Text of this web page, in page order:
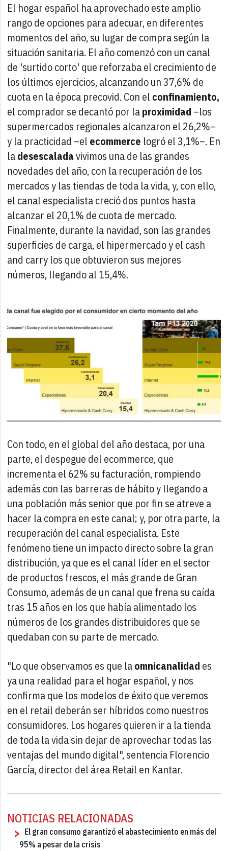
El hogar español ha aprovechado este amplio
rango de opciones para adecuar, en diferentes
momentos del año, su lugar de compra según la
situación sanitaria. El año comenzó con un canal
de 'surtido corto' que reforzaba el crecimiento de
los últimos ejercicios, alcanzando un 37,6% de
cuota en la época precovid. Con el confinamiento,
el comprador se decantó por laproximidad –los
supermercados regionales alcanzaron el 26,2%–
y la practicidad –el ecommerce logró el 3,1%–. En
ladesescaladavivimos una de las grandes
novedades del año, con la recuperación de los
mercados y las tiendas de toda la vida, y, con ello,
el canal especialista creció dos puntos hasta
alcanzar el 20,1% de cuota de mercado.
Finalmente, durante la navidad, son las grandes
superficies de carga, el hipermercado y el cash
and carry los que obtuvieron sus mejores
números, llegando al 15,4%.
Con todo, en el global del año destaca, por una
parte, el despegue del ecommerce, que
incrementa el 62% su facturación, rompiendo
además con las barreras de hábito y llegando a
una población más senior que por fin se atreve a
hacer la compra en este canal; y, por otra parte, la
recuperación del canal especialista. Este
fenómeno tiene un impacto directo sobre la gran
distribución, ya que es el canal líder en el sector
de productos frescos, el más grande de Gran
Consumo, además de un canal que frena su caída
tras 15 años en los que había alimentado los
números de los grandes distribuidores que se
quedaban con su parte de mercado.
"Lo que observamos es que laomnicanalidad es
ya una realidad para el hogar español, y nos
confirma que los modelos de éxito que veremos
en el retail deberán ser híbridos como nuestros
consumidores. Los hogares quieren ir a la tienda
de toda la vida sin dejar de aprovechar todas las
ventajas del mundo digital", sentencia Florencio
García, director del área Retail en Kantar.
NOTICIAS RELACIONADAS
El gran consumo garantizó el abastecimiento en más del
95% a pesar de la crisis